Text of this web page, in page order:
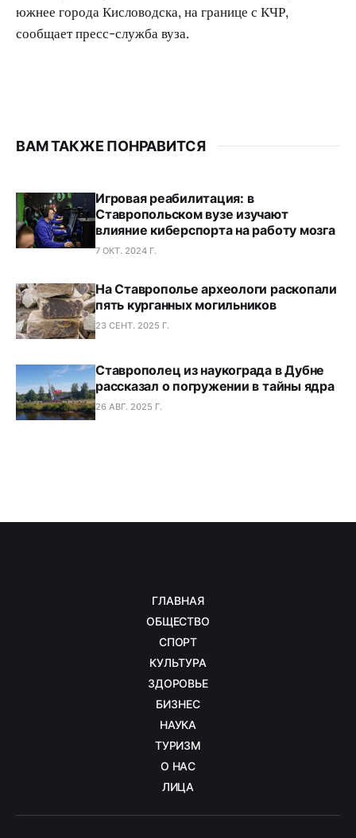
южнее города Кисловодска, на границе с КЧР,
сообщает пресс-служба вуза.
ВАМ ТАКЖЕ ПОНРАВИТСЯ
Игровая реабилитация: в
Ставропольском вузе изучают
влияние киберспорта на работу мозга
7 ОКТ. 2024 Г.
На Ставрополье археологи раскопали
пять курганных могильников
23 СЕНТ. 2025 Г.
Ставрополец из наукограда в Дубне
рассказал о погружении в тайны ядра
26 АВГ. 2025 Г.
ГЛАВНАЯ
ОБЩЕСТВО
СПОРТ
КУЛЬТУРА
ЗДОРОВЬЕ
БИЗНЕС
НАУКА
ТУРИЗМ
О НАС
ЛИЦА